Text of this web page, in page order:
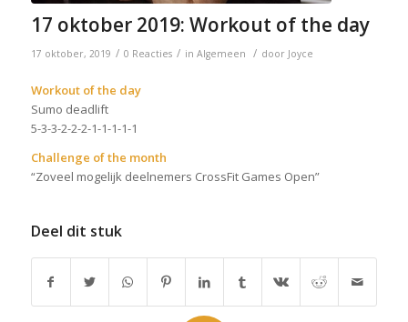
17 oktober 2019: Workout of the day
17 oktober, 2019 / 0 Reacties / in Algemeen / door Joyce
Workout of the day
Sumo deadlift
5-3-3-2-2-2-1-1-1-1-1
Challenge of the month
“Zoveel mogelijk deelnemers CrossFit Games Open”
Deel dit stuk